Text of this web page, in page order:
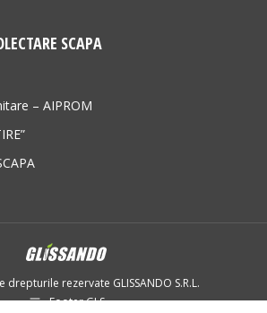
SCAPA
– AIPROM
drepturile rezervate GLISSANDO S.R.L.
Footer GLS